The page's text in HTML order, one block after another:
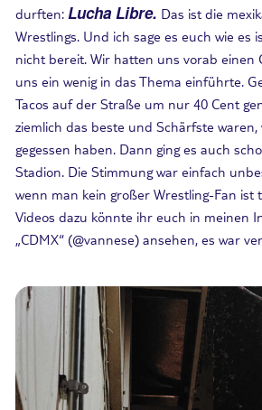
durften: Lucha Libre. Das ist die
Wrestlings. Und ich sage es euch wie es
nicht bereit. Wir hatten uns vorab einen
uns ein wenig in das Thema einführte.
Tacos auf der Straße um nur 40 Cent
ziemlich das beste und Schärfste waren,
gegessen haben. Dann ging es auch
Stadion. Die Stimmung war einfach
wenn man kein großer Wrestling-Fan ist
Videos dazu könnte ihr euch in meinen
„CDMX“ (@vannese) ansehen, es war